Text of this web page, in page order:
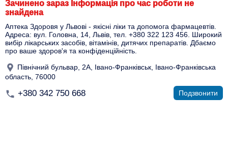
Зачинено зараз Інформація про час роботи не
знайдена
Аптека Здоровя у Львові - якісні ліки та допомога фармацевтів.
Адреса: вул. Головна, 14, Львів, тел. +380 322 123 456. Широкий
вибір лікарських засобів, вітамінів, дитячих препаратів. Дбаємо
про ваше здоров'я та конфіденційність.
Північний бульвар, 2А, Івано-Франківськ, Івано-Франківська
область, 76000
+380 342 750 668 Подзвонити